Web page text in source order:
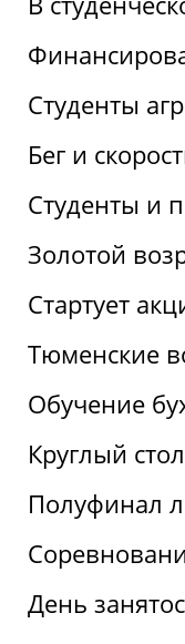
Студенты
Бег и
Студенты и
Золотой
Стартует
Тюменские
Обучение
Круглый
Полуфинал
День